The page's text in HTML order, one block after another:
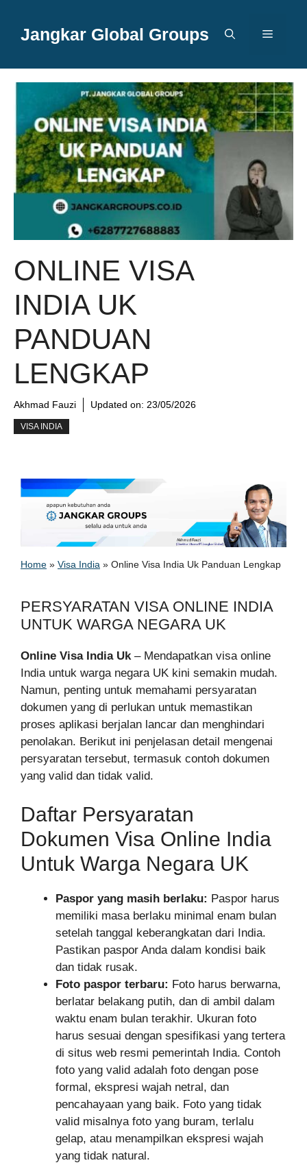
Jangkar Global Groups Menu
ONLINE VISA
INDIA UK
PANDUAN
LENGKAP
Akhmad Fauzi Updated on: 23/05/2026
VISA INDIA
Home » Visa India » Online Visa India Uk Panduan Lengkap
PERSYARATAN VISA ONLINE INDIA
UNTUK WARGA NEGARA UK
Online Visa India Uk– Mendapatkan visa online
India untuk warga negara UK kini semakin mudah.
Namun, penting untuk memahami persyaratan
dokumen yang di perlukan untuk memastikan
proses aplikasi berjalan lancar dan menghindari
penolakan. Berikut ini penjelasan detail mengenai
persyaratan tersebut, termasuk contoh dokumen
yang valid dan tidak valid.
Daftar Persyaratan
Dokumen Visa Online India
Untuk Warga Negara UK
Paspor yang masih berlaku: Paspor harus
memiliki masa berlaku minimal enam bulan
setelah tanggal keberangkatan dari India.
Pastikan paspor Anda dalam kondisi baik
dan tidak rusak.
Foto paspor terbaru: Foto harus berwarna,
berlatar belakang putih, dan di ambil dalam
waktu enam bulan terakhir. Ukuran foto
harus sesuai dengan spesifikasi yang tertera
di situs web resmi pemerintah India. Contoh
foto yang valid adalah foto dengan pose
formal, ekspresi wajah netral, dan
pencahayaan yang baik. Foto yang tidak
valid misalnya foto yang buram, terlalu
gelap, atau menampilkan ekspresi wajah
yang tidak natural.